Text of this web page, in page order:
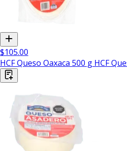
$105.00
HCF Queso Oaxaca 500 g HCF